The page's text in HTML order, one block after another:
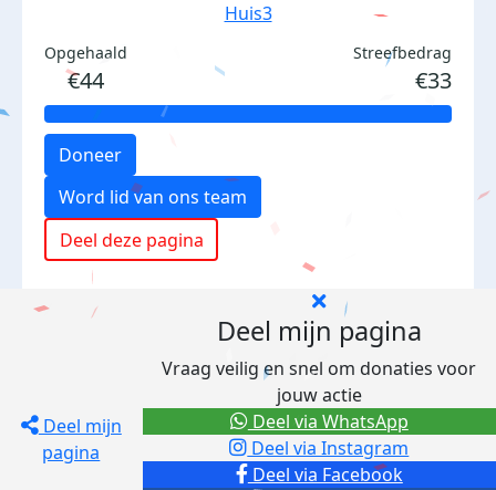
Huis3
Opgehaald
€44
Streefbedrag
€33
Doneer
Word lid van ons team
Deel deze pagina
Deel mijn
pagina
Deel mijn pagina
Vraag veilig en snel om donaties voor
jouw actie
Deel via Facebook
Deel via Instagram
Deel via WhatsApp